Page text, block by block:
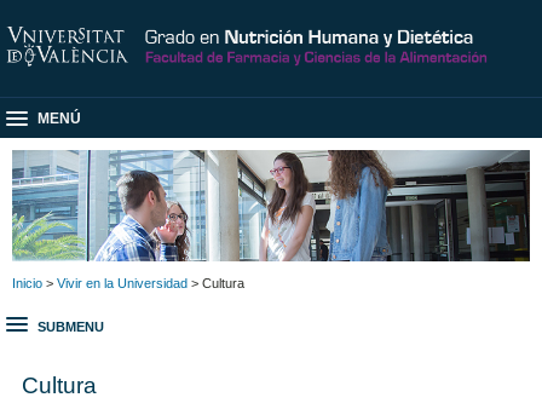
MENÚ
Inicio > Vivir en la Universidad > Cultura
SUBMENU
Cultura